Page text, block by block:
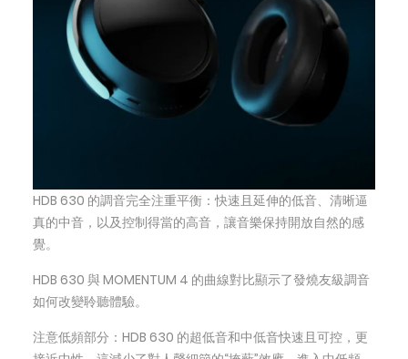
HDB 630 的調音完全注重平衡：快速且延伸的低音、清晰逼
真的中音，以及控制得當的高音，讓音樂保持開放自然的感
覺。
HDB 630 與 MOMENTUM 4 的曲線對比顯示了發燒友級調音
如何改變聆聽體驗。
注意低頻部分：HDB 630 的超低音和中低音快速且可控，更